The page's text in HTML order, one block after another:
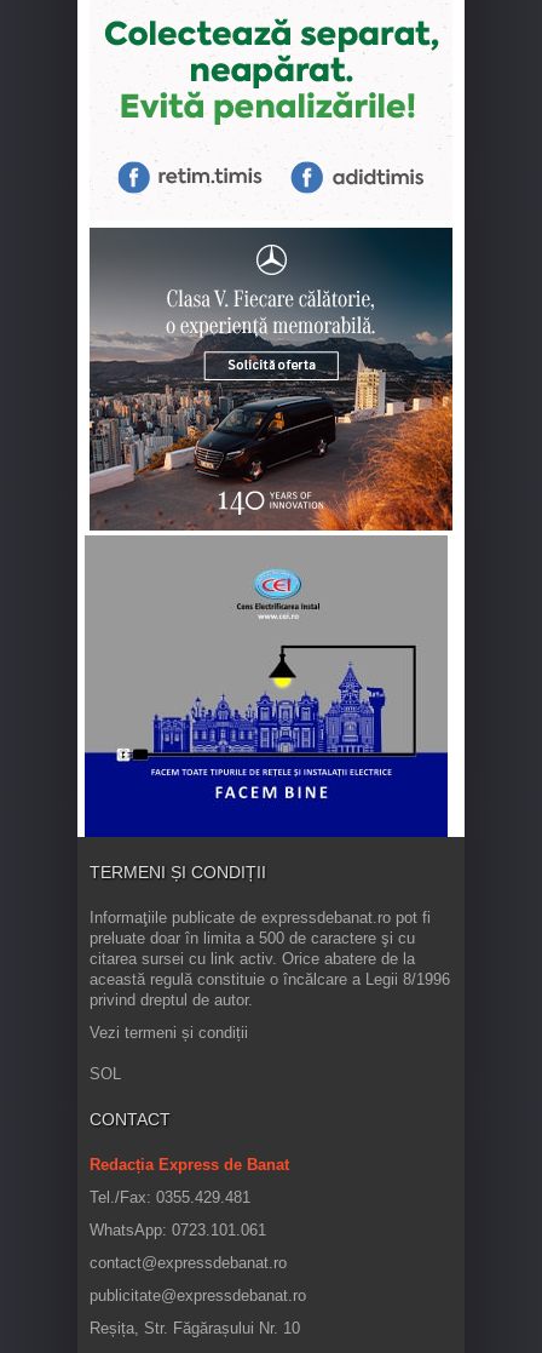
TERMENI ȘI CONDIȚII
Informaţiile publicate de expressdebanat.ro pot fi
preluate doar în limita a 500 de caractere şi cu
citarea sursei cu link activ. Orice abatere de la
această regulă constituie o încălcare a Legii 8/1996
privind dreptul de autor.
Vezi termeni și condiții
SOL
CONTACT
Redacția Express de Banat
Tel./Fax: 0355.429.481
WhatsApp: 0723.101.061
contact@expressdebanat.ro
publicitate@expressdebanat.ro
Reșița, Str. Făgărașului Nr. 10